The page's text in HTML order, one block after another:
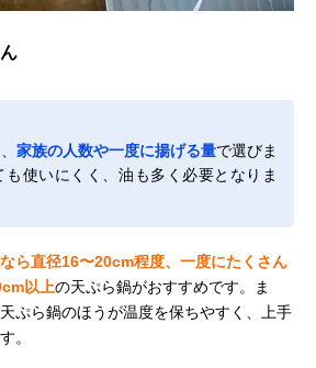
家族の人数や一度に揚げる量で選びま
も使いにくく、油も多く必要となりま
ら直径16〜20cm程度、一度にたくさん
以上の天ぷら鍋がおすすめです。ま
ぷら鍋のほうが温度を保ちやすく、上手
。